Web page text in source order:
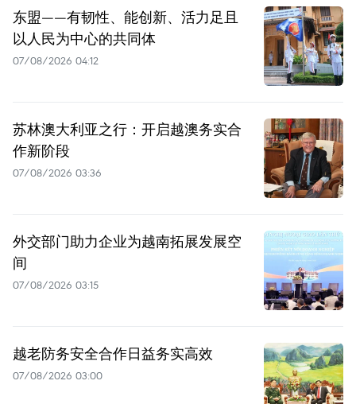
东盟——有韧性、能创新、活力足且
以人民为中心的共同体
07/08/2026 04:12
苏林澳大利亚之行：开启越澳务实合
作新阶段
07/08/2026 03:36
外交部门助力企业为越南拓展发展空
间
07/08/2026 03:15
越老防务安全合作日益务实高效
07/08/2026 03:00